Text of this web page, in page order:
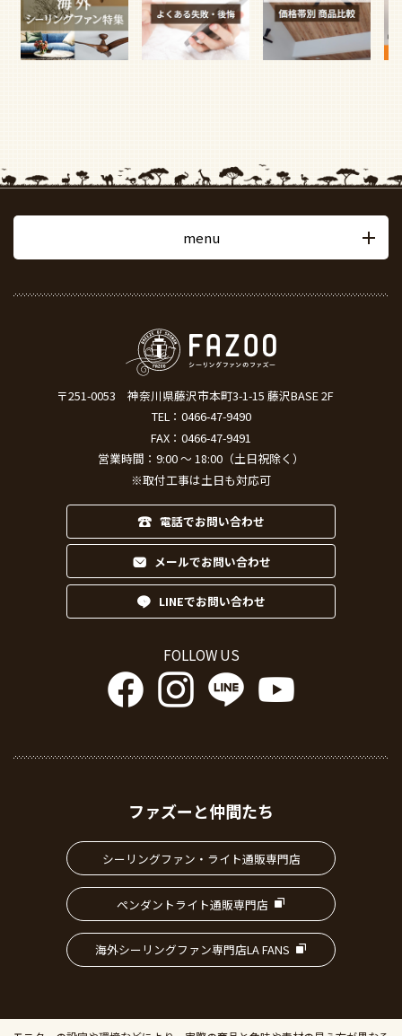
menu
〒251-0053
神奈川県藤沢市本町3-1-15 藤沢BASE 2F
TEL： 0466-47-9490
FAX：0466-47-9491
営業時間：9:00 ～ 18:00（土日祝除く）
※取付工事は土日も対応可
電話でお問い合わせ
メールでお問い合わせ
LINEでお問い合わせ
FOLLOW US
ファズーと仲間たち
シーリングファン・ライト通販専門店
ペンダントライト通販専門店
海外シーリングファン専門店LA FANS